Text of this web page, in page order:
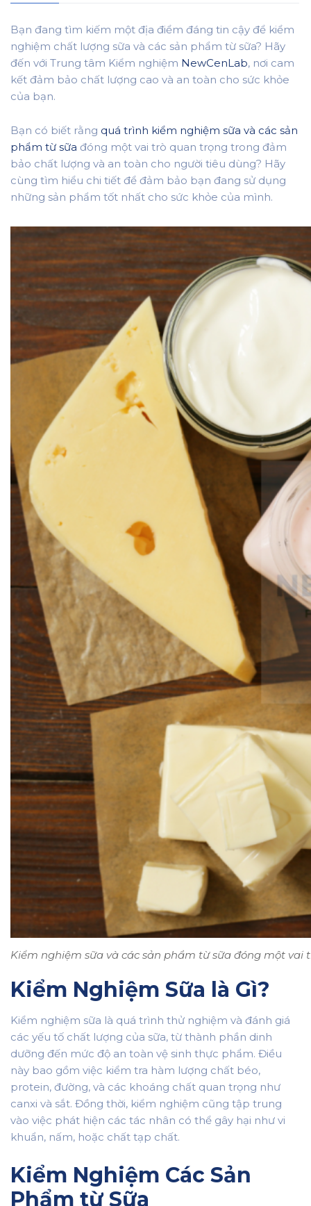
Bạn đang tìm kiếm một địa điểm đáng tin cậy để kiểm
nghiệm chất lượng sữa và các sản phẩm từ sữa? Hãy
đến với Trung tâm Kiểm nghiệm NewCenLab, nơi cam
kết đảm bảo chất lượng cao và an toàn cho sức khỏe
của bạn.
Bạn có biết rằng quá trình kiểm nghiệm sữa và các sản
phẩm từ sữa đóng một vai trò quan trọng trong đảm
bảo chất lượng và an toàn cho người tiêu dùng? Hãy
cùng tìm hiểu chi tiết để đảm bảo bạn đang sử dụng
những sản phẩm tốt nhất cho sức khỏe của mình.
Kiểm nghiệm sữa và các sản phẩm từ sữa đóng một
Kiểm Nghiệm Sữa là Gì?
Kiểm nghiệm sữa là quá trình thử nghiệm và đánh giá
các yếu tố chất lượng của sữa, từ thành phần dinh
dưỡng đến mức độ an toàn vệ sinh thực phẩm. Điều
này bao gồm việc kiểm tra hàm lượng chất béo,
protein, đường, và các khoáng chất quan trọng như
canxi và sắt. Đồng thời, kiểm nghiệm cũng tập trung
vào việc phát hiện các tác nhân có thể gây hại như vi
khuẩn, nấm, hoặc chất tạp chất.
Kiểm Nghiệm Các Sản
Phẩm từ Sữa